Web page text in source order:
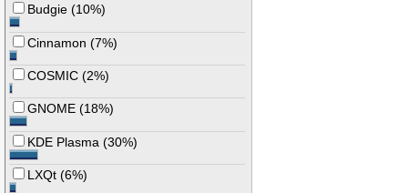
Budgie (10%)
Cinnamon (7%)
COSMIC (2%)
GNOME (18%)
KDE Plasma (30%)
LXQt (6%)